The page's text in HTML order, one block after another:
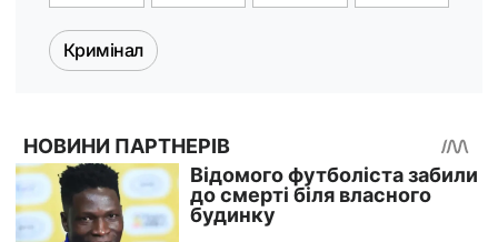
Кримінал